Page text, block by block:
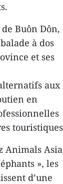
Buôn Dôn,
à dos
et ses
aux
en
Animals
», les
d’une